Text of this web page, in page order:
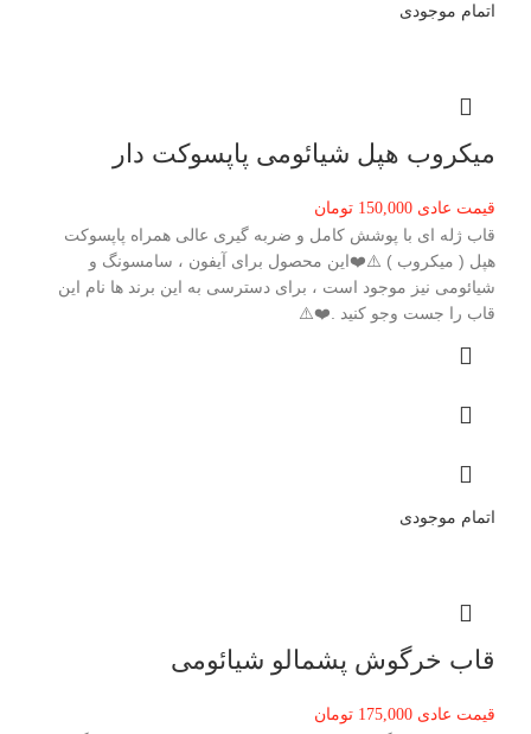
اتمام موجودی
میکروب هپل شیائومی پاپسوکت دار
قیمت عادی 150,000 تومان
قاب ژله ای با پوشش کامل و ضربه گیری عالی همراه پاپسوکت
هپل ( میکروب ) ⚠️❤️این محصول برای آیفون ، سامسونگ و
شیائومی نیز موجود است ، برای دسترسی به این برند ها نام این
قاب را جست وجو کنید .❤️⚠️
اتمام موجودی
قاب خرگوش پشمالو شیائومی
قیمت عادی 175,000 تومان